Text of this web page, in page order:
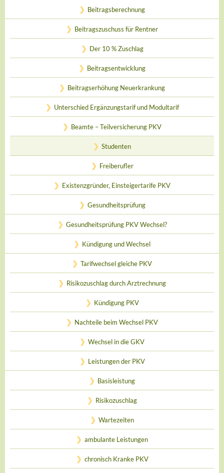
Beitragsberechnung
Beitragszuschuss für Rentner
Der 10 % Zuschlag
Beitragsentwicklung
Beitragserhöhung Neuerkrankung
Unterschied Ergänzungstarif und Modultarif
Beamte – Teilversicherung PKV
Studenten
Freiberufler
Existenzgründer, Einsteigertarife PKV
Gesundheitsprüfung
Gesundheitsprüfung PKV Wechsel?
Kündigung und Wechsel
Tarifwechsel gleiche PKV
Risikozuschlag durch Arztrechnung
Kündigung PKV
Nachteile beim Wechsel PKV
Wechsel in die GKV
Leistungen der PKV
Basisleistung
Risikozuschlag
Wartezeiten
ambulante Leistungen
chronisch Kranke PKV